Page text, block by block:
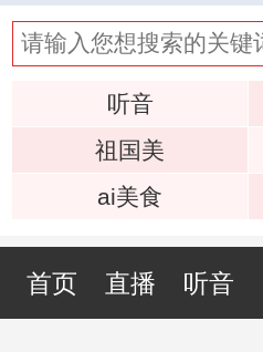
听音
祖国美
ai美食
首页 直播 听音